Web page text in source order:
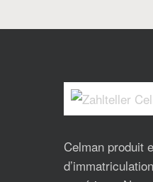
Celman produit